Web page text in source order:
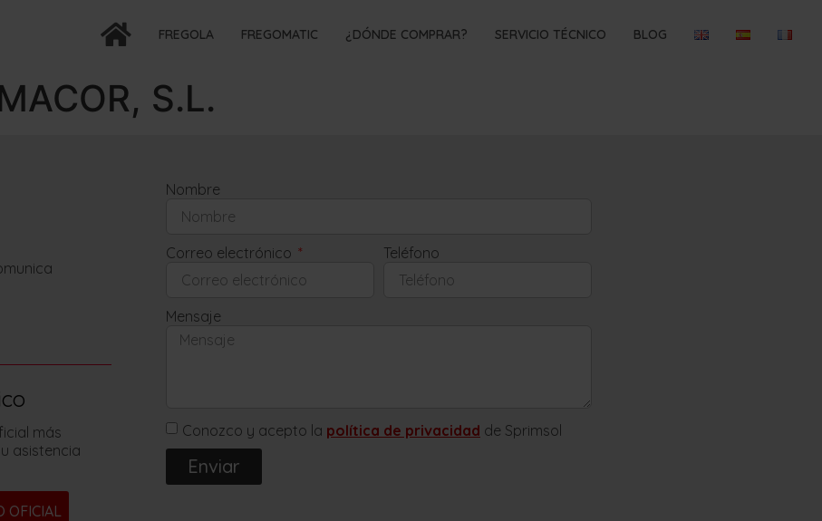
FREGOLA FREGOMATIC ¿DÓNDE COMPRAR? SERVICIO TÉCNICO BLOG
S.L.
más
asistencia
OFICIAL
Nombre
Correo electrónico Teléfono
Mensaje
Conozco y acepto la política de privacidad de Sprimsol
Enviar